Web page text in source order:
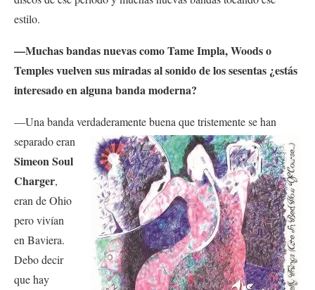
estilo.
—Muchas bandas nuevas como Tame Impla, Woods o
Temples vuelven sus miradas al sonido de los sesentas ¿estás
interesado en alguna banda moderna?
—Una banda verdaderamente buena que tristemente se han
separado eran
Simeon Soul
Charger,
eran de Ohio
pero vivían
en Baviera.
Debo decir
que hay